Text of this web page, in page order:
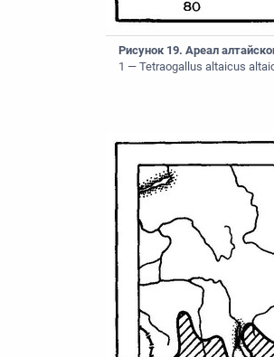
Рисунок 19. Ареал
1 — Tetraogallus altaicus